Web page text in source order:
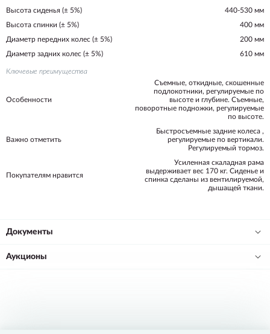
Высота сиденья (± 5%)
440-530 мм
Высота спинки (± 5%)
400 мм
Диаметр передних колес (± 5%)
200 мм
Диаметр задних колес (± 5%)
610 мм
Ключевые преимущества
Особенности
Съемные, откидные, скошенные
подлокотники, регулируемые по
высоте и глубине. Съемные,
поворотные подножки, регулируемые
по высоте.
Важно отметить
Быстросъемные задние колеса ,
регулируемые по вертикали.
Регулируемый тормоз.
Покупателям нравится
Усиленная скаладная рама
выдерживает вес 170 кг. Сиденье и
спинка сделаны из вентилируемой,
дышащей ткани.
Документы
Аукционы